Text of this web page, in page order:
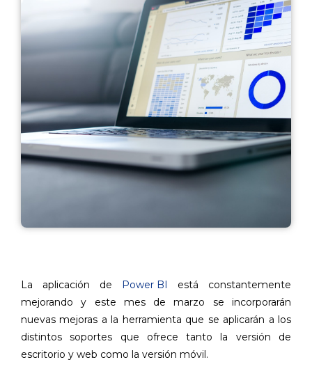
La aplicación de Power BI
está constantemente
mejorando y este mes de marzo se incorporarán
nuevas mejoras a la herramienta que se aplicarán a los
distintos soportes que ofrece tanto la versión de
escritorio y web como la versión móvil.